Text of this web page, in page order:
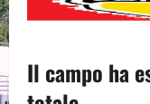
Il campo ha